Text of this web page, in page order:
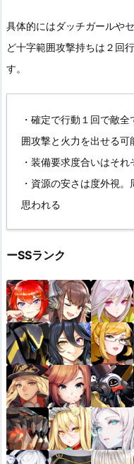
具体的にはダッチガールや
ど十字範囲攻撃持ちは２回
す。
・確定で行動１回で敵
囲攻撃と火力を出せる可
・装備要求度合いはそ
・資源の安さは度外視
思われる
ーSSランク